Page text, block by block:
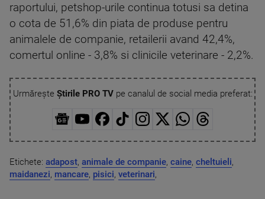
raportului, petshop-urile continua totusi sa detina
o cota de 51,6% din piata de produse pentru
animalele de companie, retailerii avand 42,4%,
comertul online - 3,8% si clinicile veterinare - 2,2%.
Urmărește Știrile PRO TVpe canalul de social media preferat:
Etichete: adapost, animale de companie, caine, cheltuieli,
maidanezi, mancare, pisici, veterinari,